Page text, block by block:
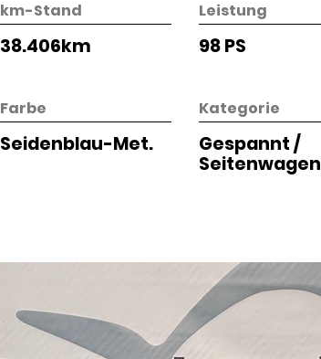
km-Stand
38.406km
Leistung
98 PS
Farbe
Seidenblau-Met.
Kategorie
Gespannt /
Seitenwagen